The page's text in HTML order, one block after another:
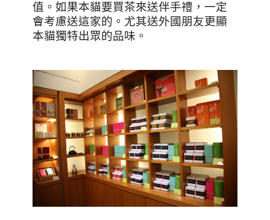
值。如果本貓要買茶來送伴手禮，一定
會考慮送這家的。尤其送外國朋友更顯
本貓獨特出眾的品味。